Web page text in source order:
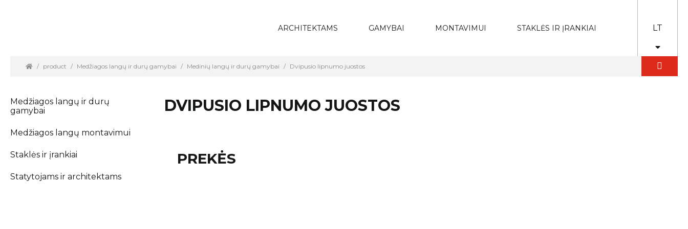
ARCHITEKTAMS GAMYBAI MONTAVIMUI STAKLĖS IR ĮRANKIAI LT
product Medžiagos langų ir durų gamybai Medinių langų ir durų gamybai Dvipusio lipnumo juostos
Medžiagos langų ir durų
gamybai
Medžiagos langų montavimui
Staklės ir įrankiai
Statytojams ir architektams
DVIPUSIO LIPNUMO JUOSTOS
PREKĖS